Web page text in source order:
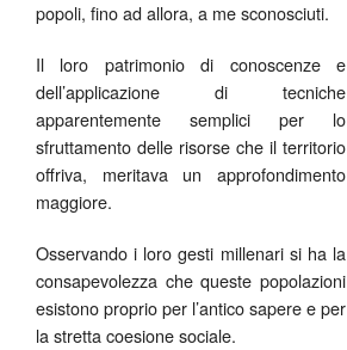
popoli, fino ad allora, a me sconosciuti.
Il loro patrimonio di conoscenze e
dell’applicazione di tecniche
apparentemente semplici per lo
sfruttamento delle risorse che il territorio
offriva, meritava un approfondimento
maggiore.
Osservando i loro gesti millenari si ha la
consapevolezza che queste popolazioni
esistono proprio per l’antico sapere e per
la stretta coesione sociale.